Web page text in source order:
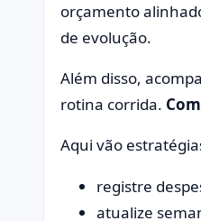
orçamento
de evolução.
Além disso,
rotina corrida.
Aqui vão
registre
atualize